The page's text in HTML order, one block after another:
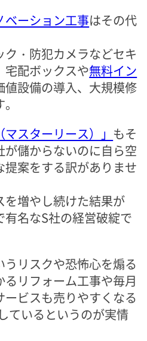
ベーション工事はその代
・防犯カメラなどセキ
宅配ボックスや無料イン
値設備の導入、大規模修
マスターリース）」 もそ
儲からないのに自ら空
案をする訳がありませ
増やし続けた結果が
有名なS社の経営破綻で
リスクや恐怖心を煽る
リフォーム工事や毎月
ビスも売りやすくなる
ているというのが実情